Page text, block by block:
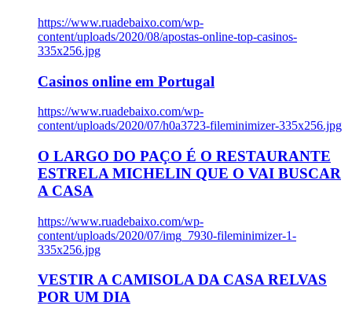
https://www.ruadebaixo.com/wp-
content/uploads/2020/08/apostas-online-top-casinos-
335x256.jpg
Casinos online em Portugal
https://www.ruadebaixo.com/wp-
content/uploads/2020/07/h0a3723-fileminimizer-335x256.jpg
O LARGO DO PAÇO É O RESTAURANTE
ESTRELA MICHELIN QUE O VAI BUSCAR
A CASA
https://www.ruadebaixo.com/wp-
content/uploads/2020/07/img_7930-fileminimizer-1-
335x256.jpg
VESTIR A CAMISOLA DA CASA RELVAS
POR UM DIA